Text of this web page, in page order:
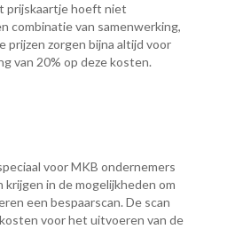
prijskaartje hoeft niet
combinatie van samenwerking,
prijzen zorgen bijna altijd voor
van 20% op deze kosten.
voor MKB ondernemers
krijgen in de mogelijkheden om
een bespaarscan. De scan
voor het uitvoeren van de